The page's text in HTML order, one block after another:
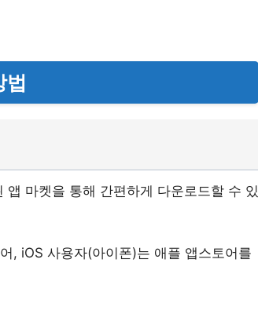
법
마켓을 통해 간편하게 다운로드할 수 있
, iOS 사용자(아이폰)는 애플 앱스토어를